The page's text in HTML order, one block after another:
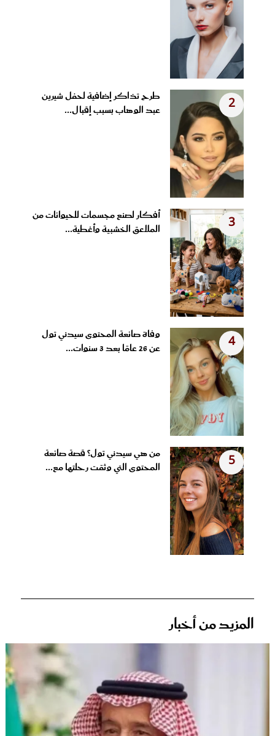
2
طرح تذاكر إضافية لحفل شيرين
عبد الوهاب بسبب إقبال...
3
أفكار لصنع مجسمات للحيوانات من
الملاعق الخشبية وأغطية...
4
وفاة صانعة المحتوى سيدني تول
عن 26 عامًا بعد 3 سنوات...
5
من هي سيدني تول؟ قصة صانعة
المحتوى التي وثقت رحلتها مع...
المزيد من أخبار